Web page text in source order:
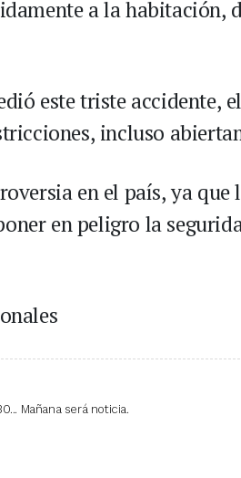
a la habitación,
este triste accidente,
incluso
en el país, ya
en peligro la
Mañana será noticia.